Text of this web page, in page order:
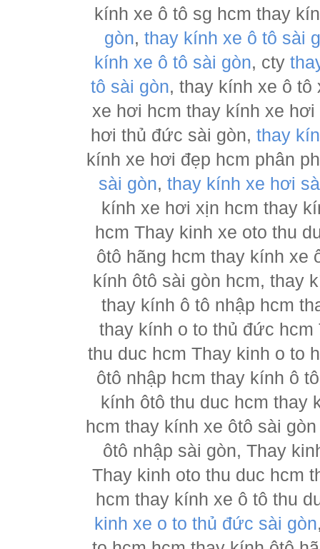
kính xe ô tô sg hcm thay
gòn, thay kính xe ô tô sài
kính xe ô tô sài gòn, cty
tô sài gòn, thay kính xe ô
xe hơi hcm thay kính xe
hơi thủ đức sài gòn, thay
kính xe hơi đẹp hcm phân
sài gòn, thay kính xe hơi
kính xe hơi xịn hcm thay
hcm Thay kinh xe oto thu
ôtô hãng hcm thay kính xe
kính ôtô sài gòn hcm, thay
thay kính ô tô nhập hcm
thay kính o to thủ đức
thu duc hcm Thay kinh o to
ôtô nhập hcm thay kính ô
kính ôtô thu duc hcm thay
hcm thay kính xe ôtô sài
ôtô nhập sài gòn, Thay
Thay kinh oto thu duc hcm
hcm thay kính xe ô tô thu
kinh xe o to thủ đức sài gòn